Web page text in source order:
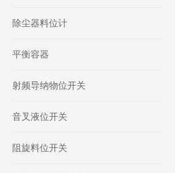
除尘器料位计
平衡容器
射频导纳物位开关
音叉液位开关
阻旋料位开关